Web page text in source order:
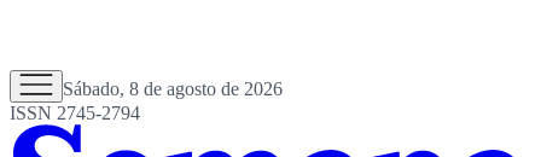
Sábado, 8 de agosto de 2026
ISSN 2745-2794